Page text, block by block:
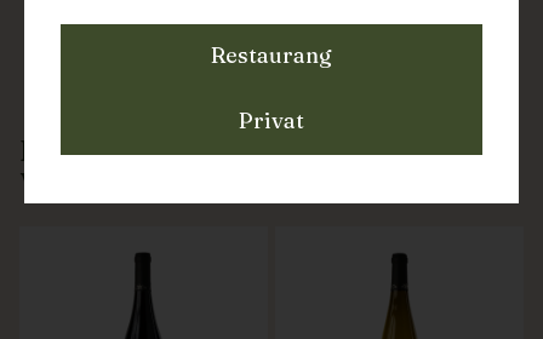
DRYCKER FRÅN
VALENTIN ZUSSLIN
Restaurang
Privat